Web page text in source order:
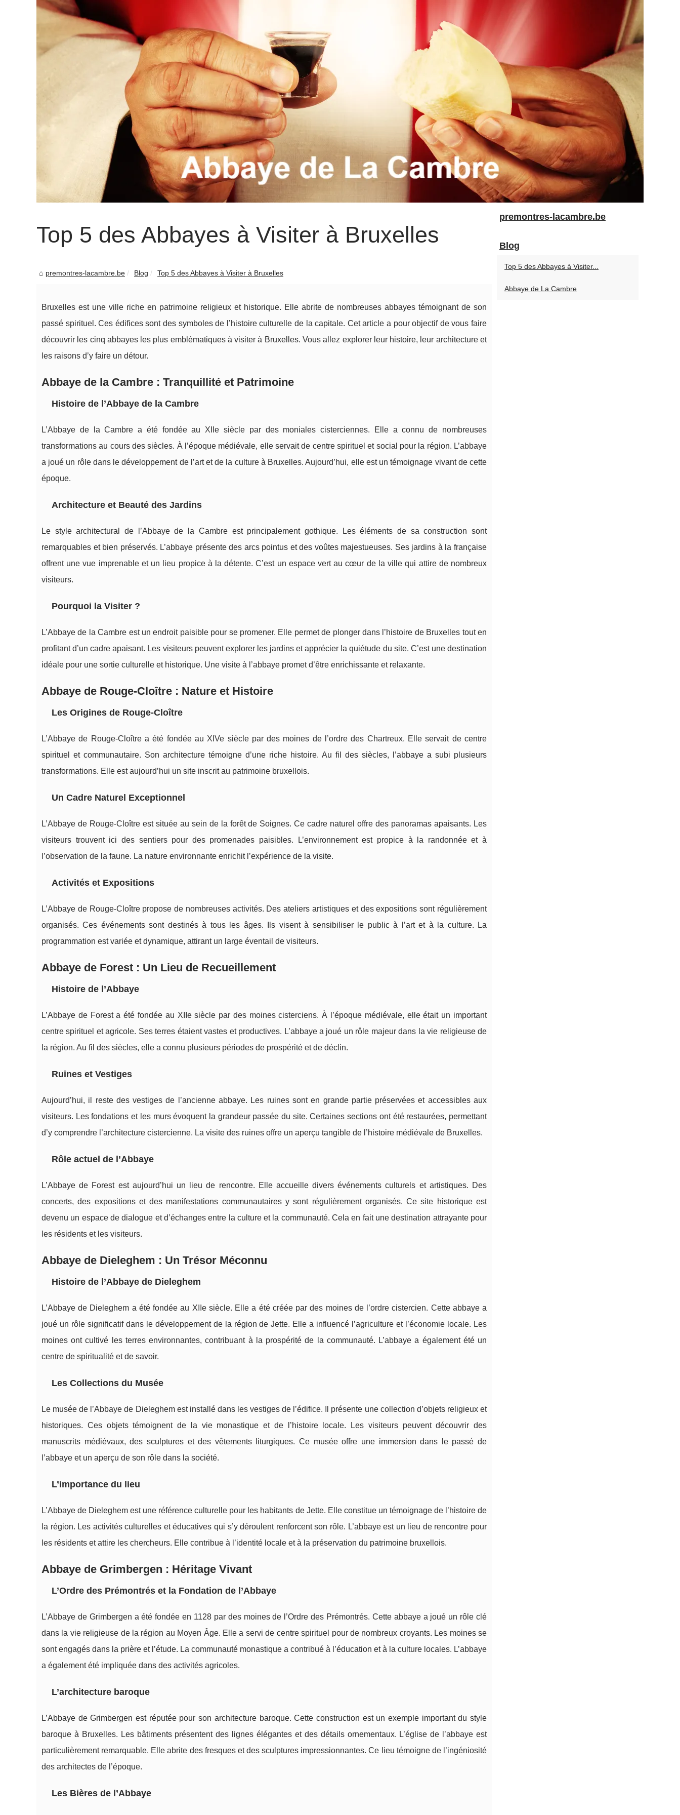
Top 5 des Abbayes à Visiter à Bruxelles
premontres-lacambre.be Blog Top 5 des Abbayes à Visiter à Bruxelles
Bruxelles est une ville riche en patrimoine religieux et historique. Elle abrite de nombreuses abbayes témoignant de son
passé spirituel. Ces édifices sont des symboles de l’histoire culturelle de la capitale. Cet article a pour objectif de vous faire
découvrir les cinq abbayes les plus emblématiques à visiter à Bruxelles. Vous allez explorer leur histoire, leur architecture et
les raisons d’y faire un détour.
Abbaye de la Cambre : Tranquillité et Patrimoine
Histoire de l’Abbaye de la Cambre
L’Abbaye de la Cambre a été fondée au XIIe siècle par des moniales cisterciennes. Elle a connu de nombreuses
transformations au cours des siècles. À l’époque médiévale, elle servait de centre spirituel et social pour la région. L’abbaye
a joué un rôle dans le développement de l’art et de la culture à Bruxelles. Aujourd’hui, elle est un témoignage vivant de cette
époque.
Architecture et Beauté des Jardins
Le style architectural de l’Abbaye de la Cambre est principalement gothique. Les éléments de sa construction sont
remarquables et bien préservés. L’abbaye présente des arcs pointus et des voûtes majestueuses. Ses jardins à la française
offrent une vue imprenable et un lieu propice à la détente. C’est un espace vert au cœur de la ville qui attire de nombreux
visiteurs.
Pourquoi la Visiter ?
L’Abbaye de la Cambre est un endroit paisible pour se promener. Elle permet de plonger dans l’histoire de Bruxelles tout en
profitant d’un cadre apaisant. Les visiteurs peuvent explorer les jardins et apprécier la quiétude du site. C’est une destination
idéale pour une sortie culturelle et historique. Une visite à l’abbaye promet d’être enrichissante et relaxante.
Abbaye de Rouge-Cloître : Nature et Histoire
Les Origines de Rouge-Cloître
L’Abbaye de Rouge-Cloître a été fondée au XIVe siècle par des moines de l’ordre des Chartreux. Elle servait de centre
spirituel et communautaire. Son architecture témoigne d’une riche histoire. Au fil des siècles, l’abbaye a subi plusieurs
transformations. Elle est aujourd’hui un site inscrit au patrimoine bruxellois.
Un Cadre Naturel Exceptionnel
L’Abbaye de Rouge-Cloître est située au sein de la forêt de Soignes. Ce cadre naturel offre des panoramas apaisants. Les
visiteurs trouvent ici des sentiers pour des promenades paisibles. L’environnement est propice à la randonnée et à
l’observation de la faune. La nature environnante enrichit l’expérience de la visite.
Activités et Expositions
L’Abbaye de Rouge-Cloître propose de nombreuses activités. Des ateliers artistiques et des expositions sont régulièrement
organisés. Ces événements sont destinés à tous les âges. Ils visent à sensibiliser le public à l’art et à la culture. La
programmation est variée et dynamique, attirant un large éventail de visiteurs.
Abbaye de Forest : Un Lieu de Recueillement
Histoire de l’Abbaye
L’Abbaye de Forest a été fondée au XIIe siècle par des moines cisterciens. À l’époque médiévale, elle était un important
centre spirituel et agricole. Ses terres étaient vastes et productives. L’abbaye a joué un rôle majeur dans la vie religieuse de
la région. Au fil des siècles, elle a connu plusieurs périodes de prospérité et de déclin.
Ruines et Vestiges
Aujourd’hui, il reste des vestiges de l’ancienne abbaye. Les ruines sont en grande partie préservées et accessibles aux
visiteurs. Les fondations et les murs évoquent la grandeur passée du site. Certaines sections ont été restaurées, permettant
d’y comprendre l’architecture cistercienne. La visite des ruines offre un aperçu tangible de l’histoire médiévale de Bruxelles.
Rôle actuel de l’Abbaye
L’Abbaye de Forest est aujourd’hui un lieu de rencontre. Elle accueille divers événements culturels et artistiques. Des
concerts, des expositions et des manifestations communautaires y sont régulièrement organisés. Ce site historique est
devenu un espace de dialogue et d’échanges entre la culture et la communauté. Cela en fait une destination attrayante pour
les résidents et les visiteurs.
Abbaye de Dieleghem : Un Trésor Méconnu
Histoire de l’Abbaye de Dieleghem
L’Abbaye de Dieleghem a été fondée au XIIe siècle. Elle a été créée par des moines de l’ordre cistercien. Cette abbaye a
joué un rôle significatif dans le développement de la région de Jette. Elle a influencé l’agriculture et l’économie locale. Les
moines ont cultivé les terres environnantes, contribuant à la prospérité de la communauté. L’abbaye a également été un
centre de spiritualité et de savoir.
Les Collections du Musée
Le musée de l’Abbaye de Dieleghem est installé dans les vestiges de l’édifice. Il présente une collection d’objets religieux et
historiques. Ces objets témoignent de la vie monastique et de l’histoire locale. Les visiteurs peuvent découvrir des
manuscrits médiévaux, des sculptures et des vêtements liturgiques. Ce musée offre une immersion dans le passé de
l’abbaye et un aperçu de son rôle dans la société.
L’importance du lieu
L’Abbaye de Dieleghem est une référence culturelle pour les habitants de Jette. Elle constitue un témoignage de l’histoire de
la région. Les activités culturelles et éducatives qui s’y déroulent renforcent son rôle. L’abbaye est un lieu de rencontre pour
les résidents et attire les chercheurs. Elle contribue à l’identité locale et à la préservation du patrimoine bruxellois.
Abbaye de Grimbergen : Héritage Vivant
L’Ordre des Prémontrés et la Fondation de l’Abbaye
L’Abbaye de Grimbergen a été fondée en 1128 par des moines de l’Ordre des Prémontrés. Cette abbaye a joué un rôle clé
dans la vie religieuse de la région au Moyen Âge. Elle a servi de centre spirituel pour de nombreux croyants. Les moines se
sont engagés dans la prière et l’étude. La communauté monastique a contribué à l’éducation et à la culture locales. L’abbaye
a également été impliquée dans des activités agricoles.
L’architecture baroque
L’Abbaye de Grimbergen est réputée pour son architecture baroque. Cette construction est un exemple important du style
baroque à Bruxelles. Les bâtiments présentent des lignes élégantes et des détails ornementaux. L’église de l’abbaye est
particulièrement remarquable. Elle abrite des fresques et des sculptures impressionnantes. Ce lieu témoigne de l’ingéniosité
des architectes de l’époque.
Les Bières de l’Abbaye
premontres-lacambre.be
Blog
Top 5 des Abbayes à Visiter...
Abbaye de La Cambre